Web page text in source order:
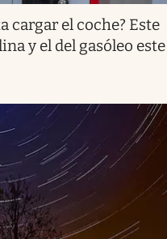
cargar el coche? Este
y el del gasóleo este